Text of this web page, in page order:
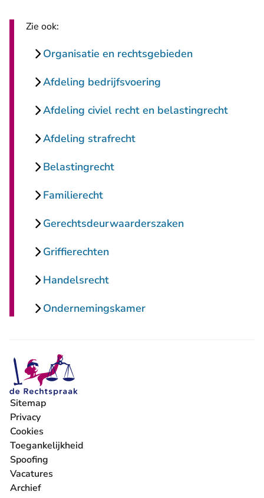
Zie ook:
Organisatie en rechtsgebieden
Afdeling bedrijfsvoering
Afdeling civiel recht en belastingrecht
Afdeling strafrecht
Belastingrecht
Familierecht
Gerechtsdeurwaarderszaken
Griffierechten
Handelsrecht
Ondernemingskamer
Sitemap
Privacy
Cookies
Toegankelijkheid
Spoofing
Vacatures
- U verlaat Rechtspraak.nl
Archief